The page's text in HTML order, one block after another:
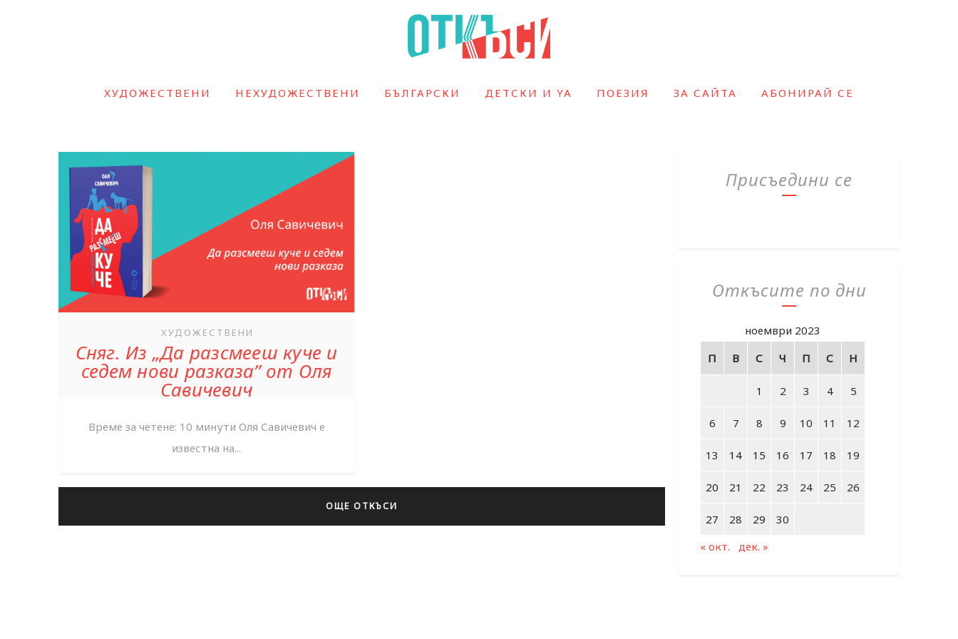
ХУДОЖЕСТВЕНИ НЕХУДОЖЕСТВЕНИ БЪЛГАРСКИ ДЕТСКИ И YA ПОЕЗИЯ ЗА САЙТА АБОНИРАЙ СЕ
ХУДОЖЕСТВЕНИ
Сняг. Из „Да разсмееш куче и
седем нови разказа” от Оля
Савичевич
Време за четене: 10 минути Оля Савичевич е
известна на...
ОЩЕ ОТКЪСИ
Присъедини се
Откъсите по дни
ноември 2023
П
В С Ч П С Н
1 2 3 4 5
6 7 8 9 10 11 12
13 14 15 16 17 18 19
20 21 22 23 24 25 26
27 28 29
30
« окт.
дек. »